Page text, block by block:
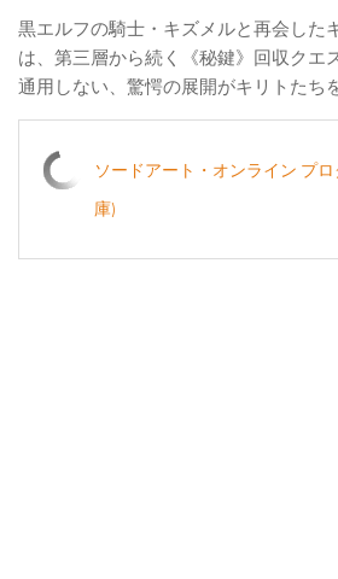
黒エルフの騎士・キズメルと再会した
は、第三層から続く《秘鍵》回収クエ
通用しない、驚愕の展開がキリトた
ソードアート・オンライン プ
庫)